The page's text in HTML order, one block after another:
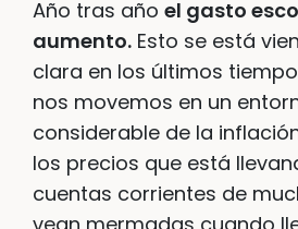
Año tras año el gasto
aumento. Esto se está
clara en los últimos
nos movemos en un
considerable de la
los precios que está
cuentas corrientes de